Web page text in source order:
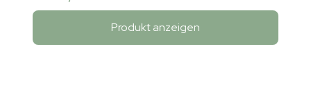
Produkt anzeigen